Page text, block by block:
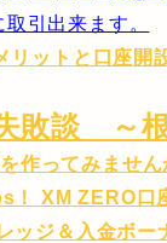
引出来ます。
リットと口座開
敗談 ～
作ってみません
！ XM ZERO口
ッジ＆入金ボー